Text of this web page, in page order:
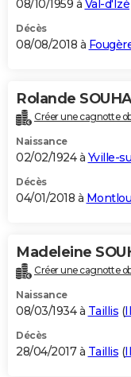
08/10/1959 à Val-d'Izé
Décès
08/08/2018 à
Rolande
Créer une cagnotte
Naissance
02/02/1924 à Yville-
Décès
04/01/2018 à
Madeleine
Créer une cagnotte
Naissance
08/03/1934 à Taillis (
Décès
28/04/2017 à Taillis (